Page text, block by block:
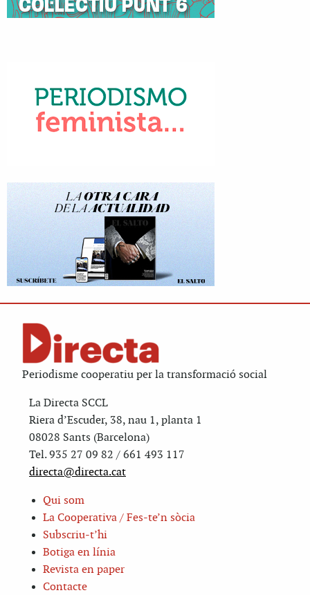
Periodisme cooperatiu per la transformació social
La Directa SCCL
Riera d’Escuder, 38, nau 1, planta 1
08028 Sants (Barcelona)
Tel. 935 27 09 82 / 661 493 117
directa@directa.cat
Qui som
La Cooperativa / Fes-te’n sòcia
Subscriu-t’hi
Botiga en línia
Revista en paper
Contacte